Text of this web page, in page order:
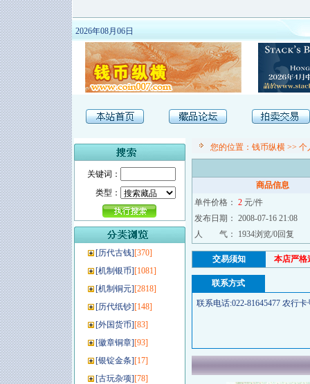
2026年08月06日
关键词：
类型：
[历代古钱][370]
[机制银币][1081]
[机制铜元][2818]
[历代纸钞][148]
[外国货币][83]
[徽章铜章][93]
[银锭金条][17]
[古玩杂项][78]
您的位置： 钱币纵横 >> 个
商品信息
单件价格： 2 元/件
发布日期： 2008-07-16 21:08
人 气： 1934浏览/0回复
交易须知 本店严格
联系方式
联系电话:022-81645477 农行卡